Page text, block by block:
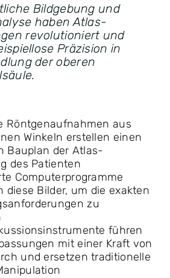
Bildgebung und
haben Atlas-
revolutioniert und
Präzision in
der oberen
Röntgenaufnahmen aus
Winkeln erstellen einen
Bauplan der Atlas-
des Patienten
Computerprogramme
diese Bilder, um die exakten
zu
führen
mit einer Kraft von
und ersetzen traditionelle